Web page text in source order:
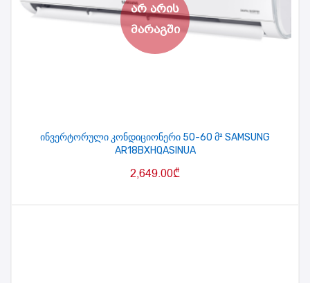
ინვერტორული კონდიციონერი 50-60 მ² SAMSUNG
AR18BXHQASINUA
2,649.00₾